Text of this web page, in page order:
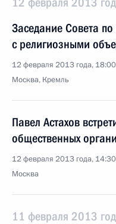
Заседание Совета
с религиозными
12 февраля 2013 года, 18:00
Москва, Кремль
Павел Астахов
общественных
12 февраля 2013 года, 14:30
Москва
11 февраля 2013